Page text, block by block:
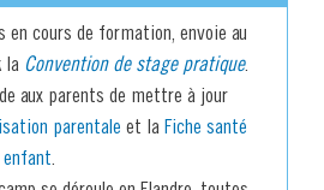
en cours de formation, envoie au
la Convention de stage pratique.
aux parents de mettre à jour
parentale et la Fiche santé
.